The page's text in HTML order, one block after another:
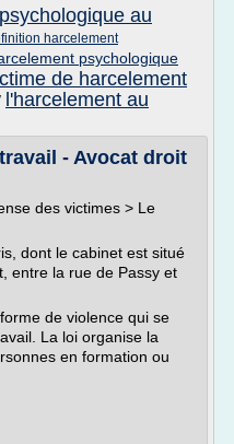
au
harcelement
psychologique
de harcelement
l'harcelement au
- Avocat droit
des victimes > Le
dont le cabinet est situé
entre la rue de Passy et
de violence qui se
La loi organise la
en formation ou